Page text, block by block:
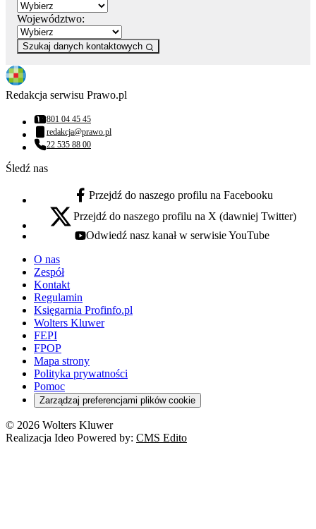
Województwo:
Szukaj danych kontaktowych
Redakcja serwisu Prawo.pl
Numer telefonu:
801 04 45 45
Adres email:
redakcja@prawo.pl
Numer telefonu:
22 535 88 00
Śledź nas
facebook - otwiera się w nowej karcie
Przejdź do naszego profilu na Facebooku
x - otwiera się w nowej karcie
Przejdź do naszego profilu na X (dawniej Twitter)
youtube - otwiera się w nowej karcie
Odwiedź nasz kanał w serwisie YouTube
O nas
Zespół
Kontakt
Regulamin
Księgarnia Profinfo.pl
Wolters Kluwer
FEPI
FPOP
Mapa strony
Polityka prywatności
Pomoc
Zarządzaj preferencjami plików cookie
© 2026 Wolters Kluwer
Realizacja Ideo Powered by: CMS Edito